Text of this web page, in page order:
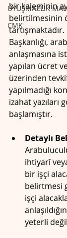
UYUŞMAZLIK
CMK
bir kaleminin
belirtilmesinin
Başkanlığı,
anlaşmasına
yapılan ücret
üzerinden
yapılmadığı
izahat yazıları
başlamıştır.
Detaylı
ihtiyarî
bir işçi
belirtmesi
işçi
yeterli